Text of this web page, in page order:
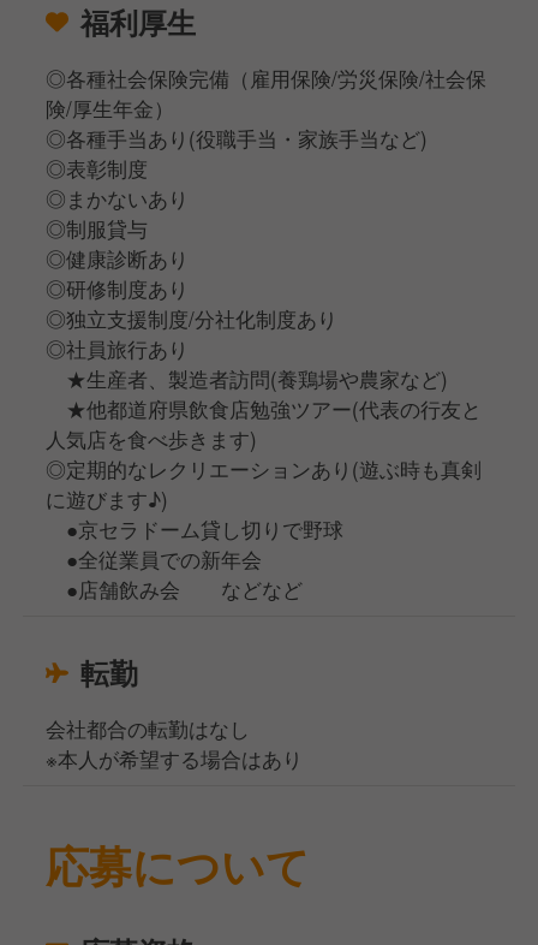
福利厚生
◎各種社会保険完備（雇用保険/労災保険/社会保
険/厚生年金）
◎各種手当あり(役職手当・家族手当など)
◎表彰制度
◎まかないあり
◎制服貸与
◎健康診断あり
◎研修制度あり
◎独立支援制度/分社化制度あり
◎社員旅行あり
★生産者、製造者訪問(養鶏場や農家など)
★他都道府県飲食店勉強ツアー(代表の行友と
人気店を食べ歩きます)
◎定期的なレクリエーションあり(遊ぶ時も真剣
に遊びます♪)
●京セラドーム貸し切りで野球
●全従業員での新年会
●店舗飲み会 などなど
転勤
会社都合の転勤はなし
※本人が希望する場合はあり
応募について